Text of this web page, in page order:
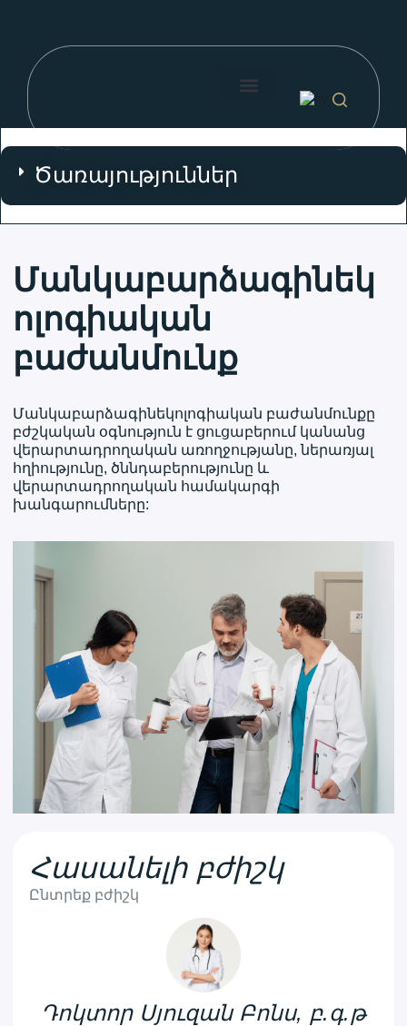
Ծառայություններ
Մանկաբարձագինեկ
ոլոգիական
բաժանմունք
Մանկաբարձագինեկոլոգիական բաժանմունքը
բժշկական օգնություն է ցուցաբերում կանանց
վերարտադրողական առողջությանը, ներառյալ
հղիությունը, ծննդաբերությունը և
վերարտադրողական համակարգի
խանգարումները:
Հասանելի բժիշկ
Ընտրեք բժիշկ
Դոկտոր Սյուզան Բոնս, բ.գ.թ